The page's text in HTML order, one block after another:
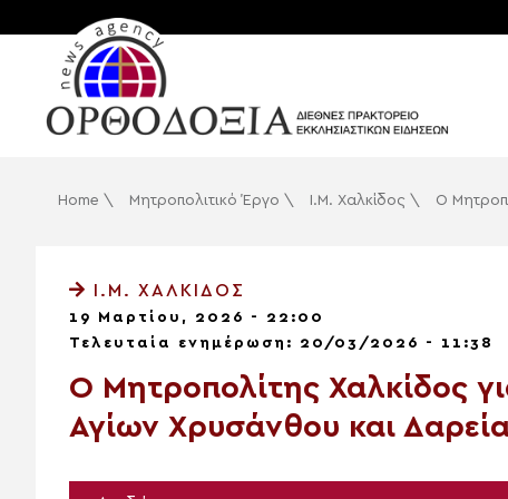
Home \ Μητροπολιτικό Έργο \ Ι.Μ. Χαλκίδος \ Ο
Ι.Μ. ΧΑΛΚΊΔΟΣ
19 Μαρτίου, 2026 - 22:00
Τελευταία ενημέρωση: 20/03/2026 - 11:38
Ο Μητροπολίτης Χαλκίδος
Αγίων Χρυσάνθου και